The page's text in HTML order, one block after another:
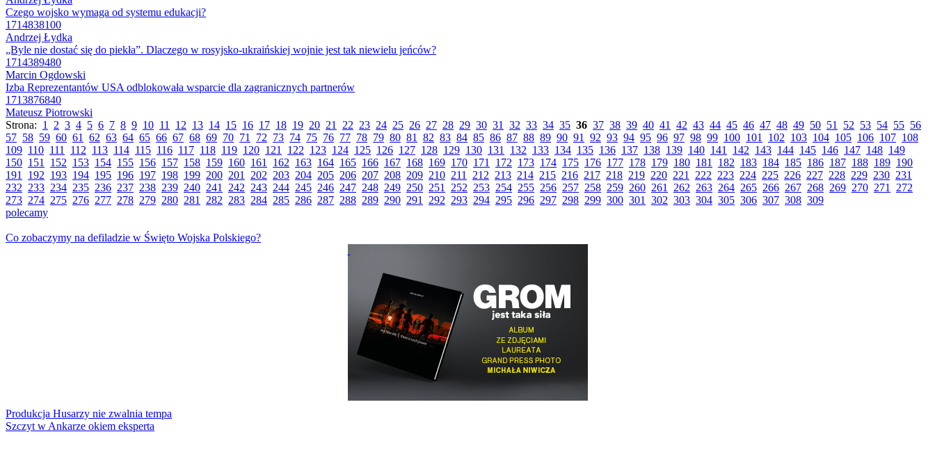
Czego wojsko wymaga od systemu edukacji?
1714838100
Andrzej Łydka
„Byle nie dostać się do piekła”. Dlaczego w rosyjsko-ukraińskiej wojnie jest tak niewielu jeńców?
1714389480
Marcin Ogdowski
Izba Reprezentantów USA odblokowała wsparcie dla zagranicznych partnerów
1713876840
Mateusz Piotrowski
Strona: 1 2 3 4 5 6 7 8 9 10 11 12 13 14 15 16 17 18 19 20 21 22 23 24 25 26 27 28 29 30 31 32 33 34 35 36 37 38 39 40 41 42 43 44 45 46 47 48 49 50 51 52 53 54 55 56
57 58 59 60 61 62 63 64 65 66 67 68 69 70 71 72 73 74 75 76 77 78 79 80 81 82 83 84 85 86 87 88 89 90 91 92 93 94 95 96 97 98 99 100 101 102 103 104 105 106 107 108
109 110 111 112 113 114 115 116 117 118 119 120 121 122 123 124 125 126 127 128 129 130 131 132 133 134 135 136 137 138 139 140 141 142 143 144 145 146 147 148 149
150 151 152 153 154 155 156 157 158 159 160 161 162 163 164 165 166 167 168 169 170 171 172 173 174 175 176 177 178 179 180 181 182 183 184 185 186 187 188 189 190
191
192 193 194 195 196 197 198 199 200 201 202 203 204 205 206 207 208 209 210 211 212 213 214 215 216 217 218 219 220 221 222 223 224 225 226 227 228 229 230 231
232 233 234 235 236 237 238 239 240 241 242 243 244 245 246 247 248 249 250 251 252 253 254 255 256 257 258 259 260 261 262 263 264 265 266 267 268 269 270 271
272
273 274 275 276 277 278 279 280 281 282 283 284 285 286 287 288 289 290 291 292 293 294 295 296 297 298 299 300 301 302 303 304 305 306 307 308 309
polecamy
Co zobaczymy na defiladzie w Święto Wojska Polskiego?
Produkcja Husarzy nie zwalnia tempa
Szczyt w Ankarze okiem eksperta